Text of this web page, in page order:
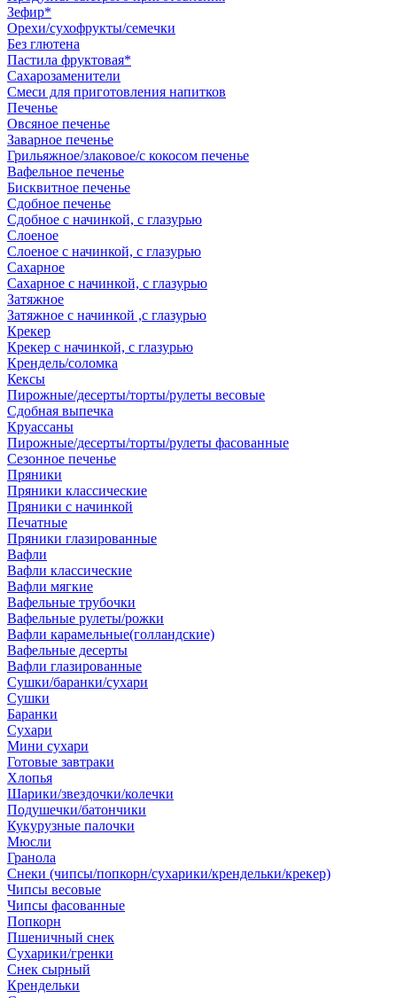
Зефир*
Орехи/сухофрукты/семечки
Без глютена
Пастила фруктовая*
Сахарозаменители
Смеси для приготовления напитков
Печенье
Овсяное печенье
Заварное печенье
Грильяжное/злаковое/с кокосом печенье
Вафельное печенье
Бисквитное печенье
Сдобное печенье
Сдобное с начинкой, с глазурью
Слоеное
Слоеное с начинкой, с глазурью
Сахарное
Сахарное с начинкой, с глазурью
Затяжное
Затяжное с начинкой ,с глазурью
Крекер
Крекер с начинкой, с глазурью
Крендель/соломка
Кексы
Пирожные/десерты/торты/рулеты весовые
Сдобная выпечка
Круассаны
Пирожные/десерты/торты/рулеты фасованные
Сезонное печенье
Пряники
Пряники классические
Пряники с начинкой
Печатные
Пряники глазированные
Вафли
Вафли классические
Вафли мягкие
Вафельные трубочки
Вафельные рулеты/рожки
Вафли карамельные(голландские)
Вафельные десерты
Вафли глазированные
Сушки/баранки/сухари
Сушки
Баранки
Сухари
Мини сухари
Готовые завтраки
Хлопья
Шарики/звездочки/колечки
Подушечки/батончики
Кукурузные палочки
Мюсли
Гранола
Снеки (чипсы/попкорн/сухарики/крендельки/крекер)
Чипсы весовые
Чипсы фасованные
Попкорн
Пшеничный снек
Сухарики/гренки
Снек сырный
Крендельки